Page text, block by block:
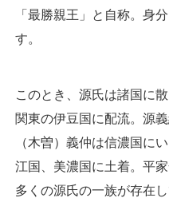
「最勝親王」と自称。身
す。
このとき、源氏は諸国に
関東の伊豆国に配流。源
（木曽）義仲は信濃国に
江国、美濃国に土着。平
多くの源氏の一族が存在